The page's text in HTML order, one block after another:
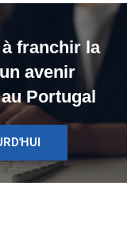
franchir la
avenir
Portugal